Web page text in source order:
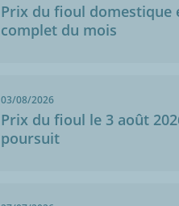
Prix du fioul domestique
complet du mois
03/08/2026
Prix du fioul le 3 août
poursuit
01/03/2019